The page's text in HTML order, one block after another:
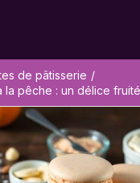
de pâtisserie
la pêche : un délice